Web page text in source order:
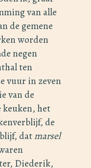
van alle
de gemene
worden
negen
ten
vuur in zeven
van de
keuken, het
de
datmarsel
Diederik,